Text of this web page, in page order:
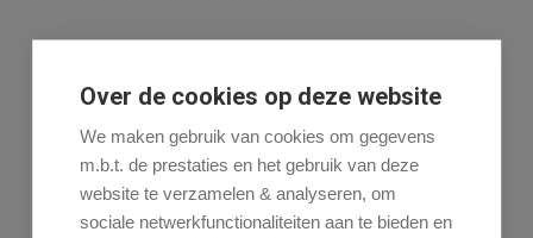
Uw makelaar
Rudy Hendrix
011-24 16 01
Over de cookies op deze website
We maken gebruik van cookies om gegevens
m.b.t. de prestaties en het gebruik van deze
website te verzamelen & analyseren, om
sociale netwerkfunctionaliteiten aan te bieden en